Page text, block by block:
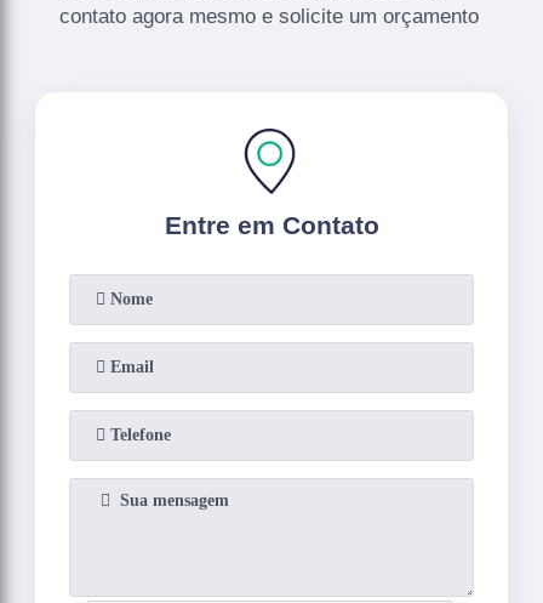
contato agora mesmo e solicite um orçamento
Entre em Contato